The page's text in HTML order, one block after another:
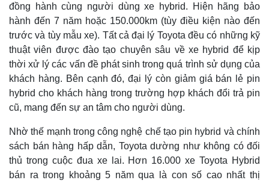
đồng hành cùng người dùng xe hybrid. Hiện hãng bảo
hành đến 7 năm hoặc 150.000km (tùy điều kiện nào đến
trước và tùy mẫu xe). Tất cả đại lý Toyota đều có những kỹ
thuật viên được đào tạo chuyên sâu về xe hybrid để kịp
thời xử lý các vấn đề phát sinh trong quá trình sử dụng của
khách hàng. Bên cạnh đó, đại lý còn giảm giá bán lẻ pin
hybrid cho khách hàng trong trường hợp khách đổi trả pin
cũ, mang đến sự an tâm cho người dùng.
Nhờ thế mạnh trong công nghệ chế tạo pin hybrid và chính
sách bán hàng hấp dẫn, Toyota dường như không có đối
thủ trong cuộc đua xe lai. Hơn 16.000 xe Toyota Hybrid
bán ra trong khoảng 5 năm qua là con số cao nhất thị